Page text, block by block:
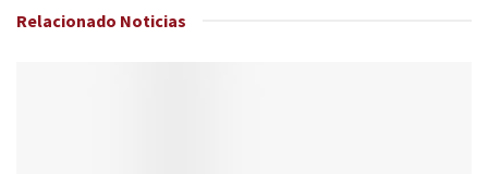
Relacionado Noticias